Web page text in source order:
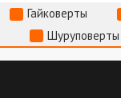
Гайковерты